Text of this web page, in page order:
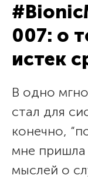
007: о
истек
В одно
стал для
конечно,
мне пришла
мыслей о